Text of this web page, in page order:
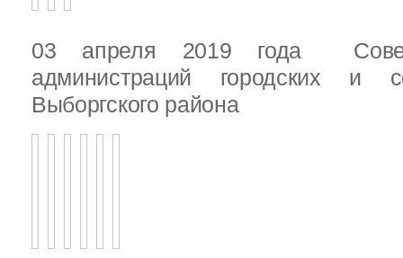
03 апреля 2019 года
администраций городских и
Выборгского района